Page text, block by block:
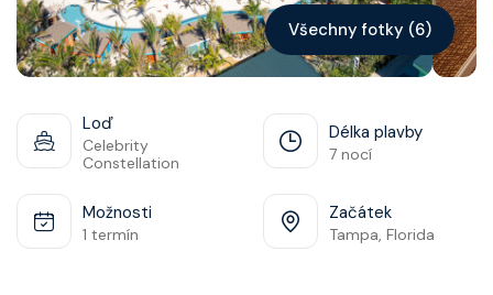
Všechny fotky (6)
Loď
Celebrity
Constellation
Délka plavby
7 nocí
Možnosti
1 termín
Začátek
Tampa, Florida